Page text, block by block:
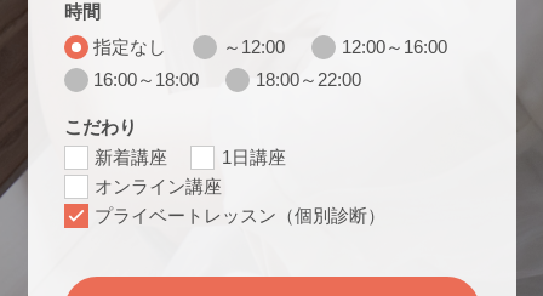
時間
指定なし
～12:00
12:00～16:00
16:00～18:00
18:00～22:00
こだわり
新着講座
1日講座
オンライン講座
プライベートレッスン（個別診断）